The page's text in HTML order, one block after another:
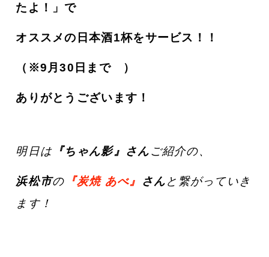
たよ！」で
オススメの日本酒1杯をサービス！！
（※9月30日まで ）
ありがとうございます！
明日は 『ちゃん影』さんご紹介の、
浜松市の 『炭焼 あべ』 さんと繋がっていき
ます！